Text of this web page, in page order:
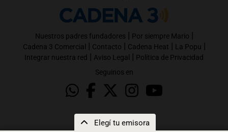
Elegí tu emisora
Nuestros padres fundadores | Por siempre Mario |
Cadena 3 Comercial | Contacto | Cadena Heat | La Popu |
Integrar nuestra red | Aviso Legal | Política de Privacidad
Seguinos en